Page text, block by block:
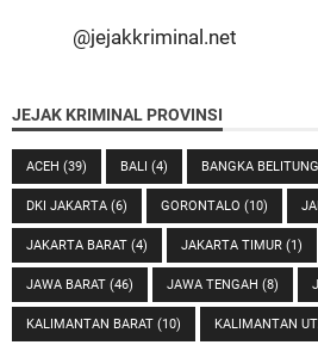
@jejakkriminal.net
JEJAK KRIMINAL PROVINSI
ACEH (39) BALI (4) BANGKA BELITUNG
DKI JAKARTA (6) GORONTALO (10)
JAKARTA BARAT (4) JAKARTA TIMUR (1)
JAWA BARAT (46) JAWA TENGAH (8)
KALIMANTAN BARAT (10) KALIMANTAN